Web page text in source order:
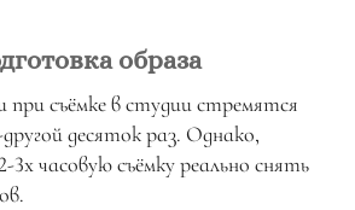
образа
съёмке в студии стремятся
десяток раз. Однако,
часовую съёмку реально снять